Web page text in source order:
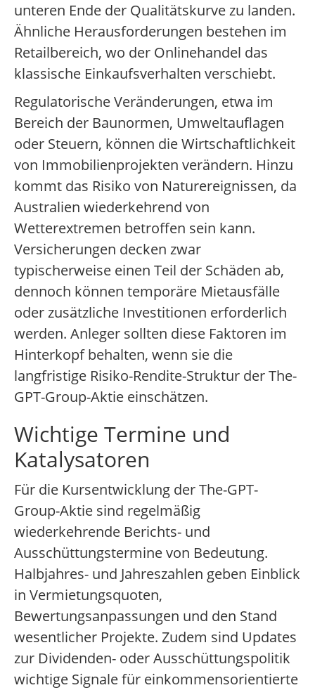
unteren Ende der Qualitätskurve zu landen.
Ähnliche Herausforderungen bestehen im
Retailbereich, wo der Onlinehandel das
klassische Einkaufsverhalten verschiebt.
Regulatorische Veränderungen, etwa im
Bereich der Baunormen, Umweltauflagen
oder Steuern, können die Wirtschaftlichkeit
von Immobilienprojekten verändern. Hinzu
kommt das Risiko von Naturereignissen, da
Australien wiederkehrend von
Wetterextremen betroffen sein kann.
Versicherungen decken zwar
typischerweise einen Teil der Schäden ab,
dennoch können temporäre Mietausfälle
oder zusätzliche Investitionen erforderlich
werden. Anleger sollten diese Faktoren im
Hinterkopf behalten, wenn sie die
langfristige Risiko-Rendite-Struktur der The-
GPT-Group-Aktie einschätzen.
Wichtige Termine und
Katalysatoren
Für die Kursentwicklung der The-GPT-
Group-Aktie sind regelmäßig
wiederkehrende Berichts- und
Ausschüttungstermine von Bedeutung.
Halbjahres- und Jahreszahlen geben Einblick
in Vermietungsquoten,
Bewertungsanpassungen und den Stand
wesentlicher Projekte. Zudem sind Updates
zur Dividenden- oder Ausschüttungspolitik
wichtige Signale für einkommensorientierte